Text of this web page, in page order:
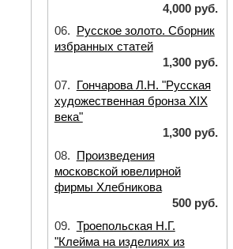
4,000 руб.
06.
Русское золото. Сборник
избранных статей
1,300 руб.
07.
Гончарова Л.Н. "Русская
художественная бронза XIX
века"
1,300 руб.
08.
Произведения
московской ювелирной
фирмы Хлебникова
500 руб.
09. Троепольская Н.Г.
"Клейма на изделиях из